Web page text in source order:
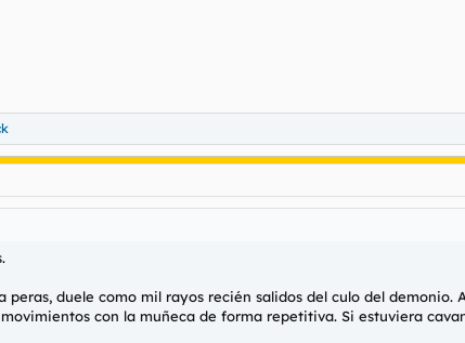
peras, duele como mil rayos recién salidos del culo del
con la muñeca de forma repetitiva. Si estuviera